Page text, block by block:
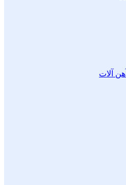
آهن آلات